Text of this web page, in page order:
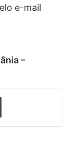
e-mail
–
Imprimir